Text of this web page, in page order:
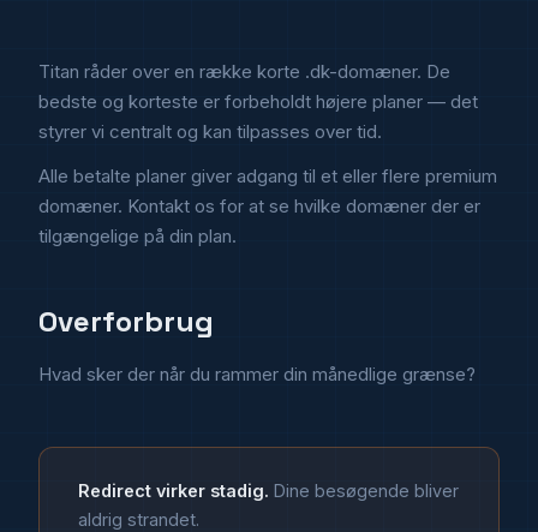
Titan råder over en række korte .dk-domæner. De
bedste og korteste er forbeholdt højere planer — det
styrer vi centralt og kan tilpasses over tid.
Alle betalte planer giver adgang til et eller flere premium
domæner. Kontakt os for at se hvilke domæner der er
tilgængelige på din plan.
Overforbrug
Hvad sker der når du rammer din månedlige grænse?
Redirect virker stadig. Dine besøgende bliver
aldrig strandet.